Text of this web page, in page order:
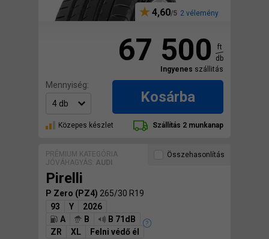
4,60 2 vélemény
67 500
ft
db
Ingyenes szállitás
Mennyiség:
Kosárba
Közepes készlet Szállítás 2 munkanap
PRÉMIUM KATEGÓRIA
JÓVÁHAGYÁS: AUDI
Pirelli
P Zero (PZ4) 265/30 R19
93
Y
2026
A
B
B 71dB
ZR
XL Felni védő él
Összehasonlítás